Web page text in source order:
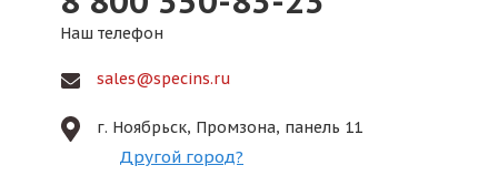
Наш телефон
sales@specins.ru
г. Ноябрьск, Промзона, панель 11
Другой город?